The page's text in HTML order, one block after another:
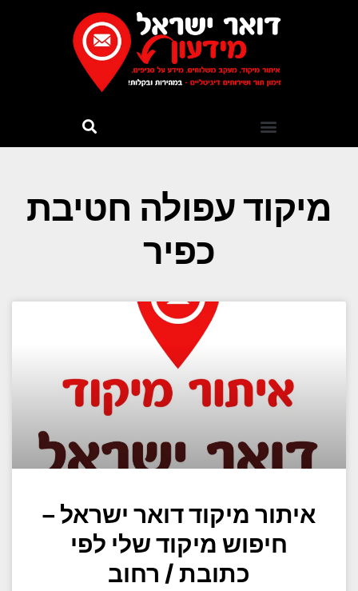
מיקוד עפולה חטיבת
כפיר
איתור מיקוד דואר ישראל –
חיפוש מיקוד שלי לפי
כתובת / רחוב